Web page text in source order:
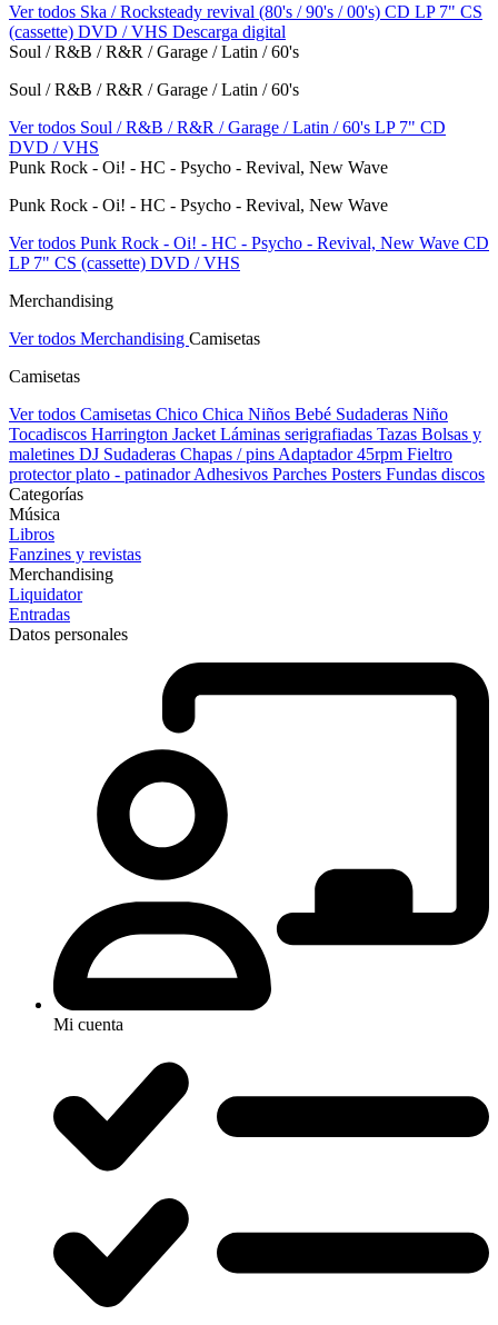
Ver todos Ska / Rocksteady revival (80's / 90's / 00's) CD LP 7" CS
(cassette) DVD / VHS Descarga digital
Soul / R&B / R&R / Garage / Latin / 60's
Soul / R&B / R&R / Garage / Latin / 60's
Ver todos Soul / R&B / R&R / Garage / Latin / 60's LP 7" CD
DVD / VHS
Punk Rock - Oi! - HC - Psycho - Revival, New Wave
Punk Rock - Oi! - HC - Psycho - Revival, New Wave
Ver todos Punk Rock - Oi! - HC - Psycho - Revival, New Wave CD
LP 7" CS (cassette) DVD / VHS
Merchandising
Ver todos Merchandising Camisetas
Camisetas
Ver todos Camisetas Chico Chica Niños Bebé Sudaderas Niño
Tocadiscos Harrington Jacket Láminas serigrafiadas Tazas Bolsas y
maletines DJ Sudaderas Chapas / pins Adaptador 45rpm Fieltro
protector plato - patinadorAdhesivos Parches Posters Fundas discos
Categorías
Música
Libros
Fanzines y revistas
Merchandising
Liquidator
Entradas
Datos personales
Mi cuenta